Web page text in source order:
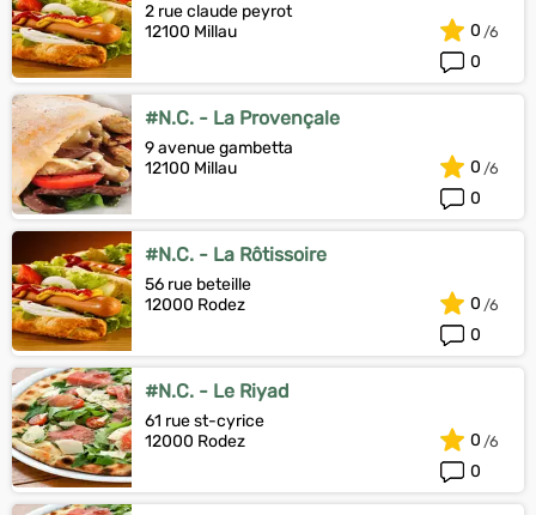
2 rue claude peyrot
12100 Millau
0
0
#N.C. - La Provençale
9 avenue gambetta
12100 Millau
0
0
#N.C. - La Rôtissoire
56 rue beteille
12000 Rodez
0
0
#N.C. - Le Riyad
61 rue st-cyrice
12000 Rodez
0
0